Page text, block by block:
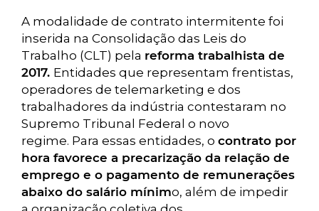
A modalidade de contrato intermitente foi
inserida na Consolidação das Leis do
Trabalho (CLT) pela reforma trabalhista de
2017. Entidades que representam frentistas,
operadores de telemarketing e dos
trabalhadores da indústria contestaram no
Supremo Tribunal Federal o novo
regime. Para essas entidades, o contrato por
hora favorece a precarização da relação de
emprego e o pagamento de remunerações
abaixo do salário mínimo, além de impedir